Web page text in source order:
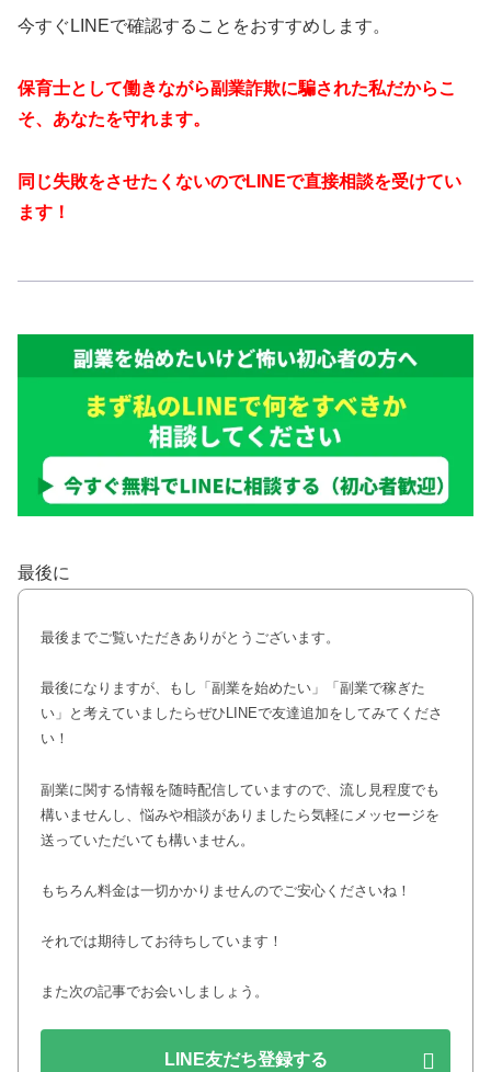
今すぐLINEで確認することをおすすめします。
保育士として働きながら副業詐欺に騙された私だからこ
そ、あなたを守れます。
同じ失敗をさせたくないのでLINEで直接相談を受けてい
ます！
最後に
最後までご覧いただきありがとうございます。
最後になりますが、もし「副業を始めたい」「副業で稼ぎた
い」と考えていましたらぜひLINEで友達追加をしてみてくださ
い！
副業に関する情報を随時配信していますので、流し見程度でも
構いませんし、悩みや相談がありましたら気軽にメッセージを
送っていただいても構いません。
もちろん料金は一切かかりませんのでご安心くださいね！
それでは期待してお待ちしています！
また次の記事でお会いしましょう。
LINE友だち登録する